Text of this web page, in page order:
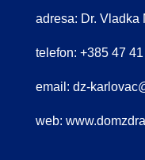
adresa: Dr. Vladka
telefon: +385 47
email: dz-
web: